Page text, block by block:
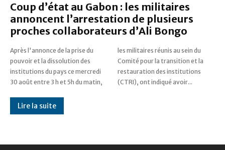
Coup d’état au Gabon : les militaires
annoncent l’arrestation de plusieurs
proches collaborateurs d’Ali Bongo
Après l'annonce de la prise du
pouvoir et la dissolution des
institutions du pays ce mercredi
30 août entre 3 h et 5h du matin,
les militaires réunis au sein du
Comité pour la transition et la
restauration des institutions
(CTRI), ont indiqué avoir...
Lire la suite